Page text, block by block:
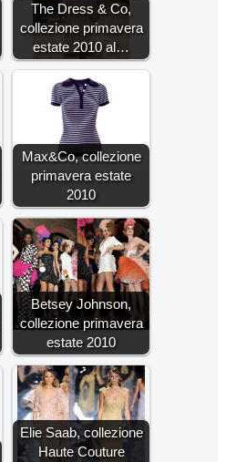
The Dress & Co,
collezione primavera
estate 2010 al…
Max&Co, collezione
primavera estate
2010
Betsey Johnson,
collezione primavera
estate 2010
Elie Saab, collezione
Haute Couture